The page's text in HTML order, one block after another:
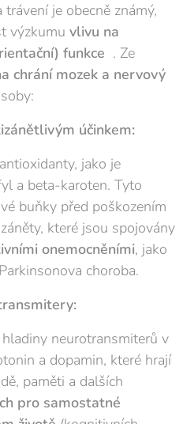
je obecně známý,
výzkumu vlivu na
funkce . Ze
chrání mozek a nervový
účinkem:
jako je
a beta-karoten. Tyto
buňky před poškozením
které jsou spojovány
onemocněními, jako
choroba.
neurotransmiterů v
a dopamin, které hrají
paměti a dalších
pro samostatné